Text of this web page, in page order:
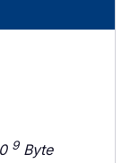
9Byte